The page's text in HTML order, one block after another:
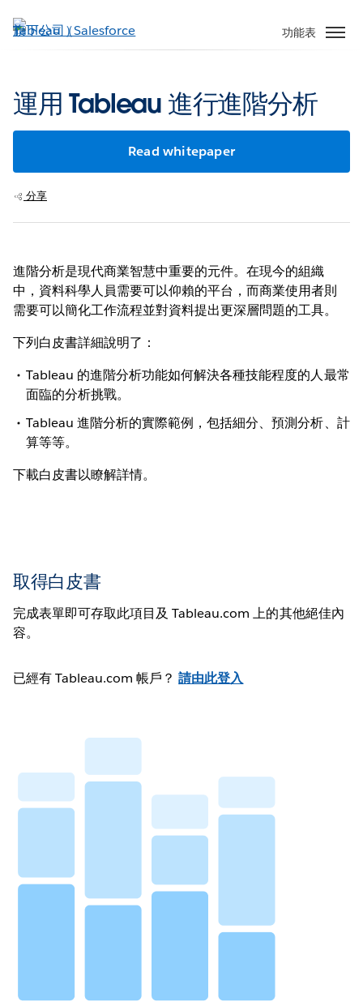
至
功能表
運用 Tableau 進行進階分析
Read whitepaper
分享
進階分析是現代商業智慧中重要的元件。在現今的組織
中，資料科學人員需要可以仰賴的平台，而商業使用者則
需要可以簡化工作流程並對資料提出更深層問題的工具。
下列白皮書詳細說明了：
Tableau 的進階分析功能如何解決各種技能程度的人最常
面臨的分析挑戰。
Tableau 進階分析的實際範例，包括細分、預測分析、計
算等等。
下載白皮書以瞭解詳情。
取得白皮書
完成表單即可存取此項目及 Tableau.com 上的其他絕佳內
容。
已經有 Tableau.com 帳戶？請由此登入